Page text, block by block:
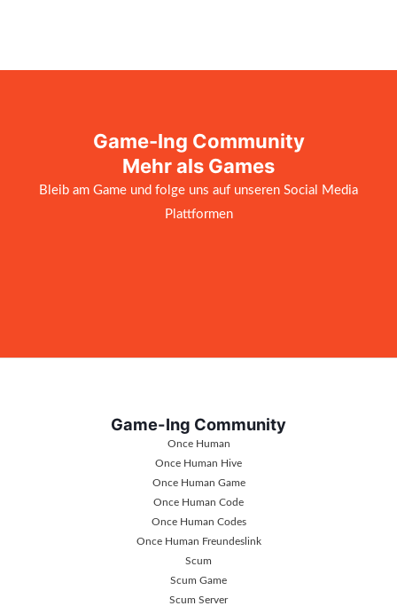
Game-Ing Community
Mehr als Games
Bleib am Game und folge uns auf unseren Social Media
Plattformen
Game-Ing Community
Once Human
Once Human Hive
Once Human Game
Once Human Code
Once Human Codes
Once Human Freundeslink
Scum
Scum Game
Scum Server